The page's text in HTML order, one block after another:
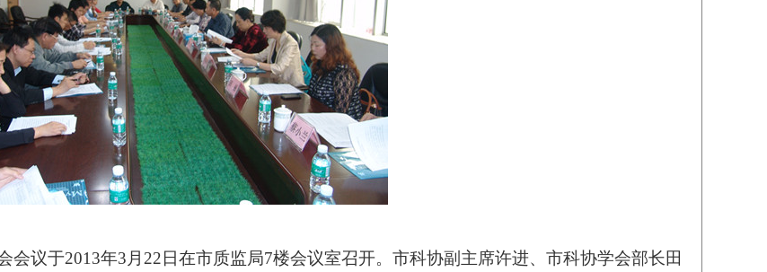
会议于2013年3月22日在市质监局7楼会议室召开。市科协副主席许进、市科协学会部长田